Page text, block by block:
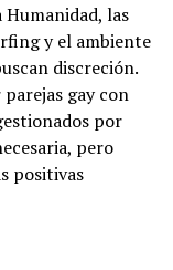
las
y el ambiente
discreción.
gay con
por
pero
positivas